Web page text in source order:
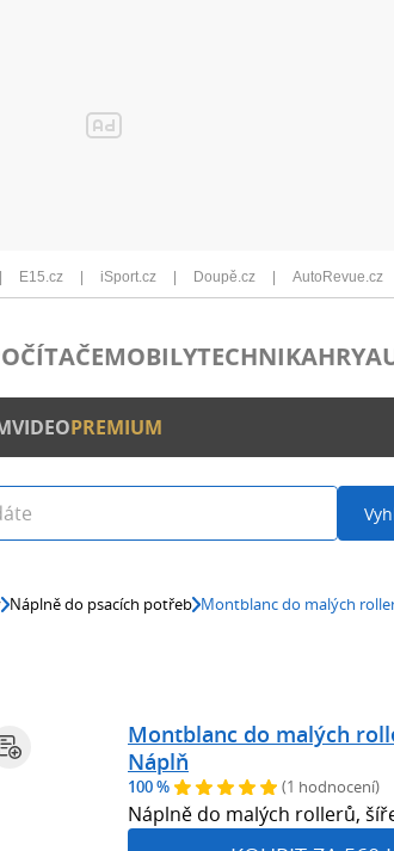
E15.cz iSport.cz Doupě.cz AutoRevue.cz
MOBILYTECHNIKAHRY
VIDEOPREMIUM
Náplně do psacích potřeb Montblanc do malých
Montblanc do malých
Náplň
100 % (1 hodnocení)
Náplně do malých rollerů,